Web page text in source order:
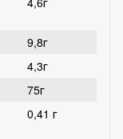
9,8г
4,3г
75г
0,41 г